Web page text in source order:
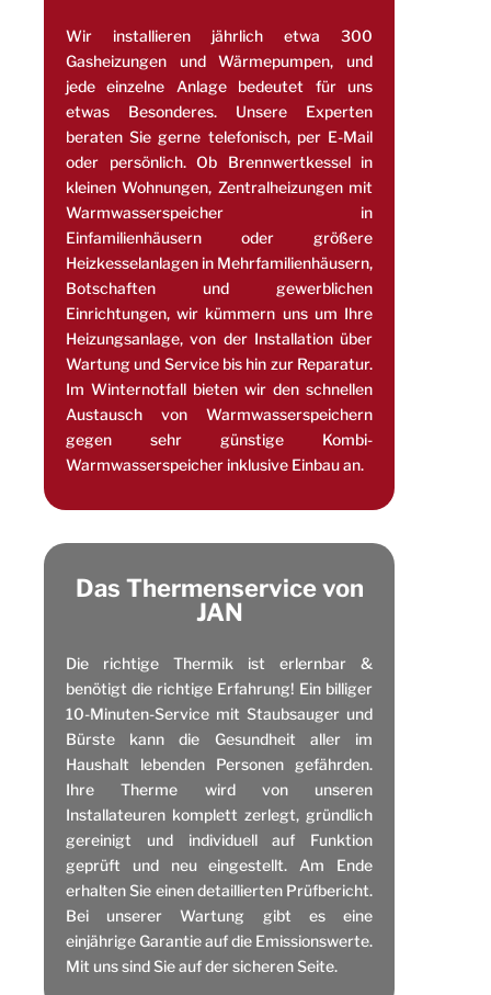
Wir installieren jährlich etwa 300
Gasheizungen und Wärmepumpen, und
jede einzelne Anlage bedeutet für uns
etwas Besonderes. Unsere Experten
beraten Sie gerne telefonisch, per E-Mail
oder persönlich. Ob Brennwertkessel in
kleinen Wohnungen, Zentralheizungen mit
Warmwasserspeicher in
Einfamilienhäusern oder größere
Heizkesselanlagen in Mehrfamilienhäusern,
Botschaften und gewerblichen
Einrichtungen, wir kümmern uns um Ihre
Heizungsanlage, von der Installation über
Wartung und Service bis hin zur Reparatur.
Im Winternotfall bieten wir den schnellen
Austausch von Warmwasserspeichern
gegen sehr günstige Kombi-
Warmwasserspeicher inklusive Einbau an.
Das Thermenservice von
JAN
Die richtige Thermik ist erlernbar &
benötigt die richtige Erfahrung! Ein billiger
10-Minuten-Service mit Staubsauger und
Bürste kann die Gesundheit aller im
Haushalt lebenden Personen gefährden.
Ihre Therme wird von unseren
Installateuren komplett zerlegt, gründlich
gereinigt und individuell auf Funktion
geprüft und neu eingestellt. Am Ende
erhalten Sie einen detaillierten Prüfbericht.
Bei unserer Wartung gibt es eine
einjährige Garantie auf die Emissionswerte.
Mit uns sind Sie auf der sicheren Seite.